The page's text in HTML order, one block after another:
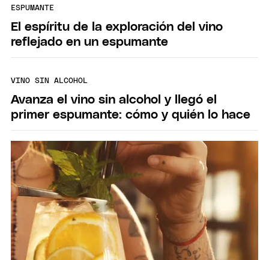
ESPUMANTE
El espíritu de la exploración del vino
reflejado en un espumante
VINO SIN ALCOHOL
Avanza el vino sin alcohol y llegó el
primer espumante: cómo y quién lo hace